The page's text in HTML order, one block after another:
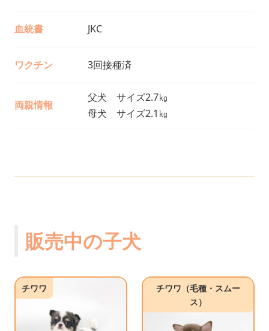
血統書 JKC
ワクチン 3回接種済
両親情報
父犬 サイズ2.7㎏
母犬 サイズ2.1㎏
販売中の子犬
チワワ
チワワ（毛種・スムー
ス）